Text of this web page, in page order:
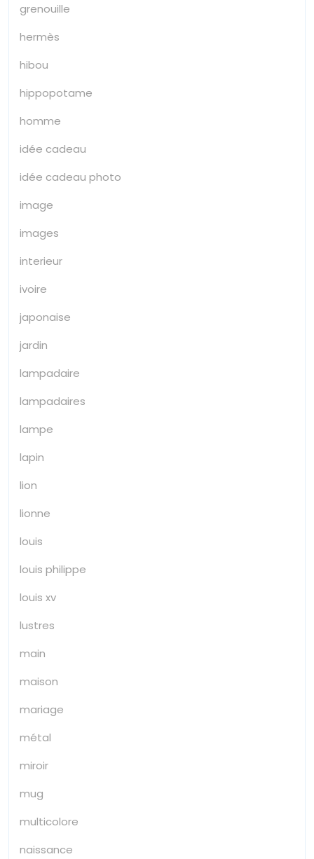
grenouille
hermès
hibou
hippopotame
homme
idée cadeau
idée cadeau photo
image
images
interieur
ivoire
japonaise
jardin
lampadaire
lampadaires
lampe
lapin
lion
lionne
louis
louis philippe
louis xv
lustres
main
maison
mariage
métal
miroir
mug
multicolore
naissance